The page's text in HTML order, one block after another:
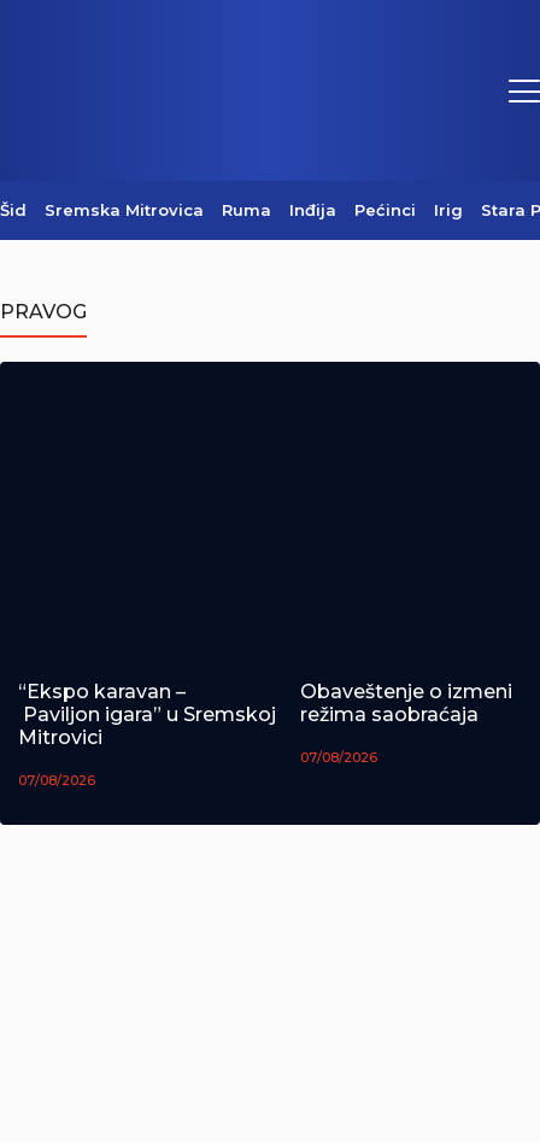
Šid Sremska Mitrovica Ruma Inđija Pećinci Irig Stara
PRAVOG
“Ekspo karavan –
Paviljon igara” u Sremskoj
Mitrovici
07/08/2026
Obaveštenje o izmeni
režima saobraćaja
07/08/2026